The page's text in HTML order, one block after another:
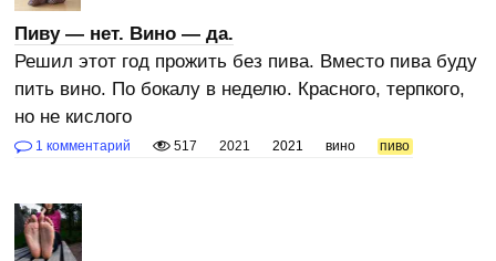
Пиву — нет. Вино — да.
Решил этот год прожить без пива. Вместо пива буду
пить вино. По бокалу в неделю. Красного, терпкого,
но не кислого
1 комментарий 517 2021 2021 вино пиво